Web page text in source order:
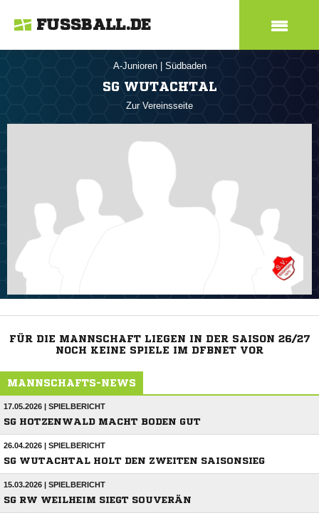
FUSSBALL.DE
A-Junioren Südbaden
SG WUTACHTAL
Zur Vereinsseite
FÜR DIE MANNSCHAFT LIEGEN IN DER SAISON 26/27
NOCH KEINE SPIELE IM DFBNET VOR
MANNSCHAFTS-NEWS
17.05.2026 | SPIELBERICHT
SG HOTZENWALD MACHT BODEN GUT
26.04.2026 | SPIELBERICHT
SG WUTACHTAL HOLT DEN ZWEITEN SAISONSIEG
15.03.2026 | SPIELBERICHT
SG RW WEILHEIM SIEGT SOUVERÄN